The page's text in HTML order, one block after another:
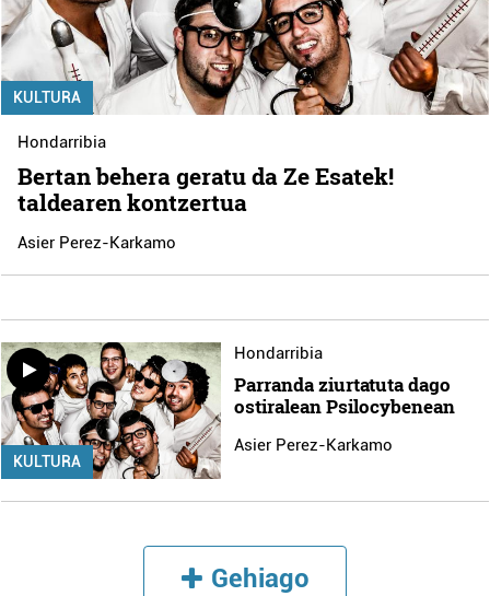
KULTURA
Hondarribia
Bertan behera geratu da Ze Esatek!
taldearen kontzertua
Asier Perez-Karkamo
KULTURA
Hondarribia
Parranda ziurtatuta dago
ostiralean Psilocybenean
Asier Perez-Karkamo
Gehiago